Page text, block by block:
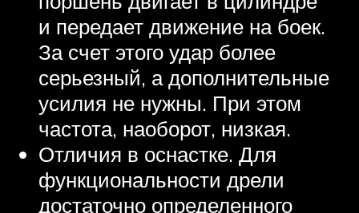
и передает движение на боек.
За счет этого удар более
серьезный, а дополнительные
усилия не нужны. При этом
частота, наоборот, низкая.
Отличия в оснастке. Для
функциональности дрели
достаточно определенного